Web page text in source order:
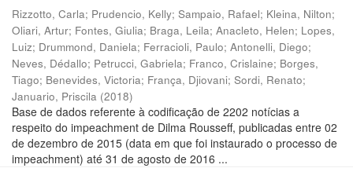
Rizzotto, Carla; Prudencio, Kelly; Sampaio, Rafael; Kleina, Nilton;
Oliari, Artur; Fontes, Giulia; Braga, Leila; Anacleto, Helen; Lopes,
Luiz; Drummond, Daniela; Ferracioli, Paulo; Antonelli, Diego;
Neves, Dédallo; Petrucci, Gabriela; Franco, Crislaine; Borges,
Tiago; Benevides, Victoria; França, Djiovani; Sordi, Renato;
Januario, Priscila (2018)
Base de dados referente à codificação de 2202 notícias a
respeito do impeachment de Dilma Rousseff, publicadas entre 02
de dezembro de 2015 (data em que foi instaurado o processo de
impeachment) até 31 de agosto de 2016 ...